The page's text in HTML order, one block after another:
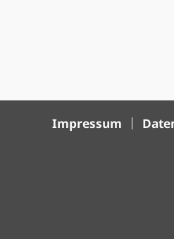
Impressum